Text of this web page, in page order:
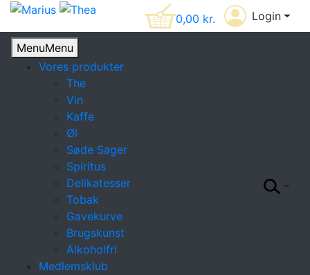
0,00 kr. Login
MenuMenu
Vores produkter
The
Vin
Kaffe
Øl
Søde Sager
Spiritus
Delikatesser
Tobak
Gavekurve
Brugskunst
Alkoholfri
Medlemsklub